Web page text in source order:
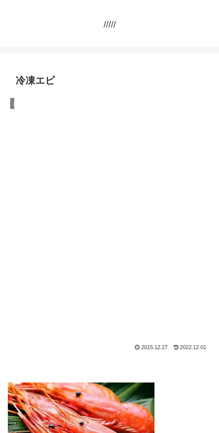
/////
冷凍エビ
まとめ
2015.12.27 2022.12.01